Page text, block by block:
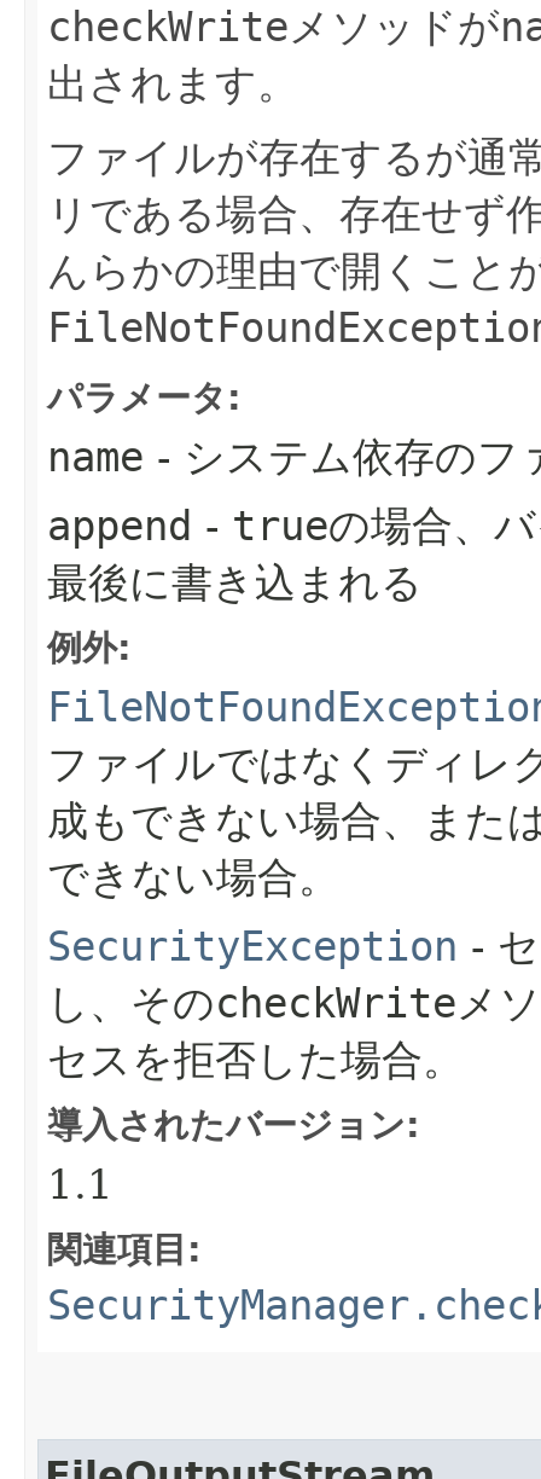
checkWriteメソッドが
出されます。
ファイルが存在するが通
リである場合、存在せず
んらかの理由で開くこと
パラメータ:
name - システム依存のフ
append - trueの場合、
最後に書き込まれる
例外:
ファイルではなくディレ
成もできない場合、また
できない場合。
SecurityException -
し、そのcheckWriteメ
セスを拒否した場合。
導入されたバージョン:
1.1
関連項目: